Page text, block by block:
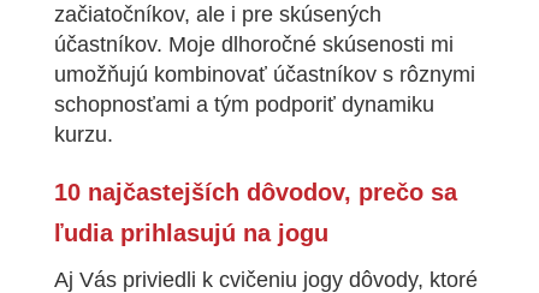
začiatočníkov, ale i pre skúsených
účastníkov. Moje dlhoročné skúsenosti mi
umožňujú kombinovať účastníkov s rôznymi
schopnosťami a tým podporiť dynamiku
kurzu.
10 najčastejších dôvodov, prečo sa
ľudia prihlasujú na jogu
Aj Vás priviedli k cvičeniu jogy dôvody, ktoré